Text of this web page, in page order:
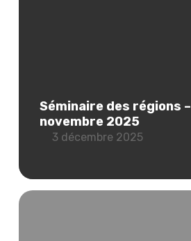
Séminaire des régions –
novembre 2025
3 décembre 2025